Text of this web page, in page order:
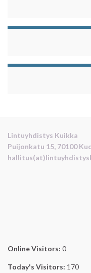
Lintuyhdistys Kuikka
Puijonkatu 15, 70100
Online Visitors: 0
Today's Visitors: 170